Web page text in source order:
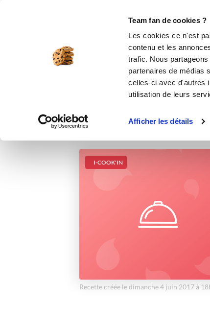
Team fan de cookies ?
Les cookies ce n'est
contenu et les
trafic. Nous
partenaires de médias
celles-ci avec d'autres
utilisation de leurs
Afficher les détails
I-COOK'IN
Recette créée le dimanche 4 juin 2017 à